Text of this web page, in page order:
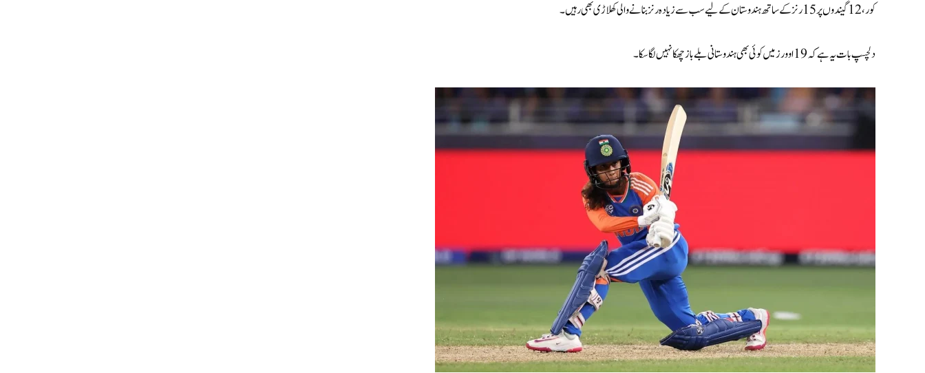
کور، 12 گیندوں پر 15 رنز کے ساتھ ہندوستان کے لیے سب سے زیادہ رنز بنانے والی کھلاڑی بھی رہیں۔
دلچسپ بات یہ ہے کہ 19 اوورز میں کوئی بھی ہندوستانی بلے باز چھکا نہیں لگا سکا۔